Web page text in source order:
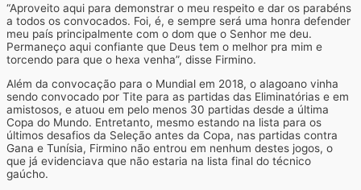
“Aproveito aqui para demonstrar o meu respeito e dar os parabéns
a todos os convocados. Foi, é, e sempre será uma honra defender
meu país principalmente com o dom que o Senhor me deu.
Permaneço aqui confiante que Deus tem o melhor pra mim e
torcendo para que o hexa venha”, disse Firmino.
Além da convocação para o Mundial em 2018, o alagoano vinha
sendo convocado por Tite para as partidas das Eliminatórias e em
amistosos, e atuou em pelo menos 30 partidas desde a última
Copa do Mundo. Entretanto, mesmo estando na lista para os
últimos desafios da Seleção antes da Copa, nas partidas contra
Gana e Tunísia, Firmino não entrou em nenhum destes jogos, o
que já evidenciava que não estaria na lista final do técnico
gaúcho.